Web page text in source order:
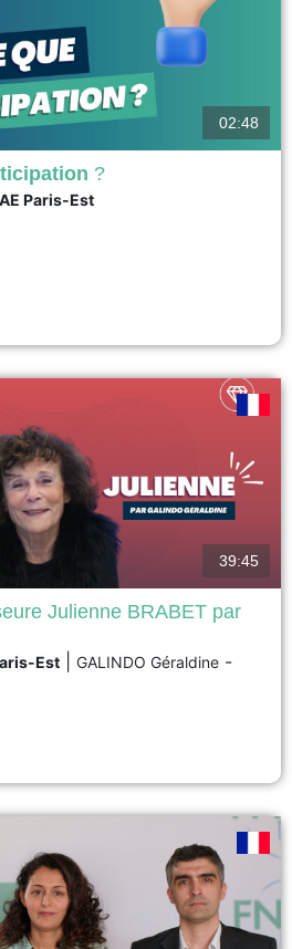
différentes significations lorsqu’on
et de la gestion des ressources
évident de voir le lien entre les différentes
02:48
?
Paris-Est
est d’éclairer" La vidéo présente le
BRABET, Professeur émérite,
Gustave Eiffel, IRG. Interview réalisée par
39:45
Julienne BRABET par
Est GALINDO Géraldine -